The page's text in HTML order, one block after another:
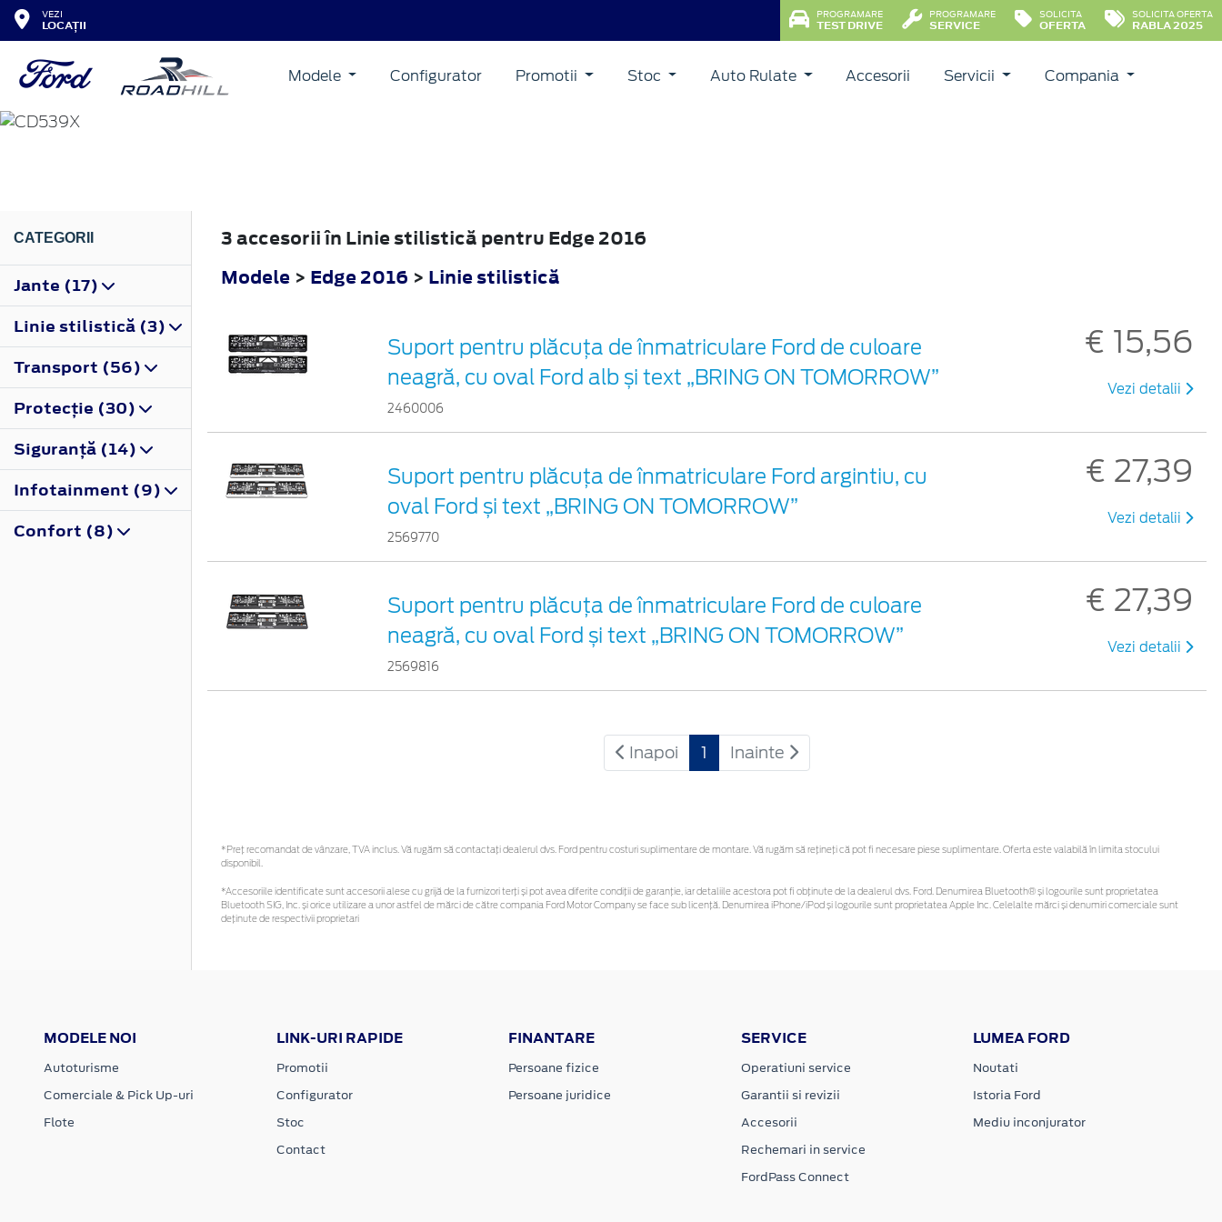
VEZI
LOCAȚII
PROGRAMARE
TEST DRIVE
PROGRAMARE
SERVICE
SOLICITA
OFERTA
SOLICITA OFERTA
RABLA 2025
Modele Configurator Promotii Stoc Auto Rulate Accesorii Servicii Compania
EDGE
CATEGORII
Jante (17)
Linie stilistică (3)
Transport (56)
Protecţie (30)
Siguranţă (14)
Infotainment (9)
Confort (8)
3 accesorii în Linie stilistică pentru Edge 2016
Modele > Edge 2016 > Linie stilistică
Suport pentru plăcuța de înmatriculare Ford de culoare
neagră, cu oval Ford alb și text „BRING ON TOMORROW”
2460006
€ 15,56
Vezi detalii
Suport pentru plăcuța de înmatriculare Ford argintiu, cu
oval Ford și text „BRING ON TOMORROW”
2569770
€ 27,39
Vezi detalii
Suport pentru plăcuța de înmatriculare Ford de culoare
neagră, cu oval Ford și text „BRING ON TOMORROW”
2569816
€ 27,39
Vezi detalii
Inapoi 1 Inainte
*Preţ recomandat de vânzare, TVA inclus. Vă rugăm să contactaţi dealerul dvs. Ford pentru costuri suplimentare de montare. Vă rugăm să rețineți că pot fi necesare piese suplimentare. Oferta este valabilă în limita stocului
disponibil.
*Accesoriile identificate sunt accesorii alese cu grijă de la furnizori terți și pot avea diferite condiții de garanție, iar detaliile acestora pot fi obținute de la dealerul dvs. Ford. Denumirea Bluetooth® și logourile sunt proprietatea
Bluetooth SIG, Inc. și orice utilizare a unor astfel de mărci de către compania Ford Motor Company se face sub licență. Denumirea iPhone/iPod și logourile sunt proprietatea Apple Inc. Celelalte mărci și denumiri comerciale sunt
deținute de respectivii proprietari
MODELE NOI
Autoturisme
Comerciale & Pick Up-uri
Flote
LINK-URI RAPIDE
Promotii
Configurator
Stoc
Contact
FINANTARE
Persoane fizice
Persoane juridice
SERVICE
Operatiuni service
Garantii si revizii
Accesorii
Rechemari in service
FordPass Connect
LUMEA FORD
Noutati
Istoria Ford
Mediu inconjurator